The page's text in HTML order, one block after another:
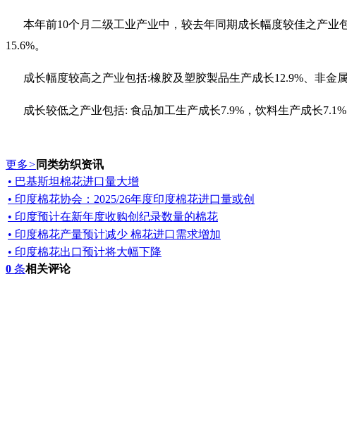
本年前10个月二级工业产业中，较去年同期成长幅度较佳之产业
15.6%。
成长幅度较高之产业包括:橡胶及塑胶製品生产成长12.9%、非金
成长较低之产业包括: 食品加工生产成长7.9%，饮料生产成长
更多> 同类纺织资讯
• 巴基斯坦棉花进口量大增
• 印度棉花协会：2025/26年度印度棉花进口量或创
• 印度预计在新年度收购创纪录数量的棉花
• 印度棉花产量预计减少 棉花进口需求增加
• 印度棉花出口预计将大幅下降
0 条相关评论